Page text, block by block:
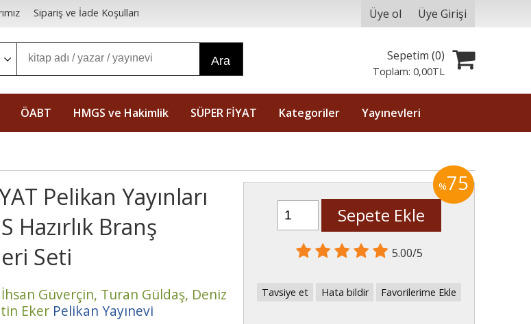
Sipariş ve İade Koşulları Üye ol Üye Girişi
Ara Sepetim (0)
Toplam:0,00TL
ÖABT HMGS ve Hakimlik SÜPER FİYAT Kategoriler Yayınevleri
Pelikan Yayınları
Hazırlık Branş
Seti
İhsan Güverçin, Turan Güldaş, Deniz
Eker Pelikan Yayınevi
%75
Sepete Ekle
5.00/5
Tavsiye et Hata bildir Favorilerime Ekle